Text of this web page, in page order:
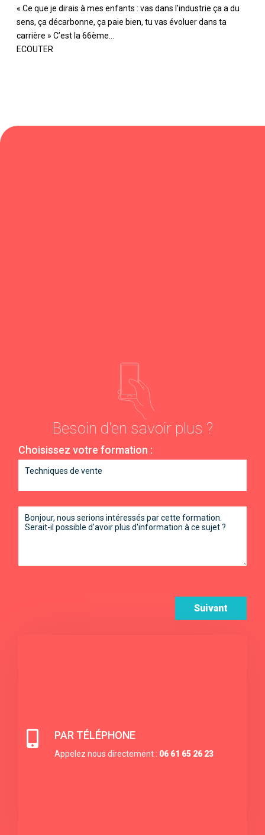
« Ce que je dirais à mes enfants : vas dans l’industrie ça a du
sens, ça décarbonne, ça paie bien, tu vas évoluer dans ta
carrière » C’est la 66ème...
ECOUTER
Besoin d'en savoir plus ?
Choisissez votre formation :
Suivant
 PAR TÉLÉPHONE
Appelez nous directement : 06 61 65 26 23